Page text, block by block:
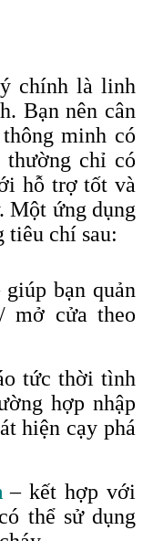
chính là linh
Bạn nên cân
minh có
thường chỉ có
hỗ trợ tốt và
Một ứng dụng
tiêu chí sau:
giúp bạn quản
mở cửa theo
tức thời tình
hợp nhập
hiện cạy phá
– kết hợp với
thể sử dụng